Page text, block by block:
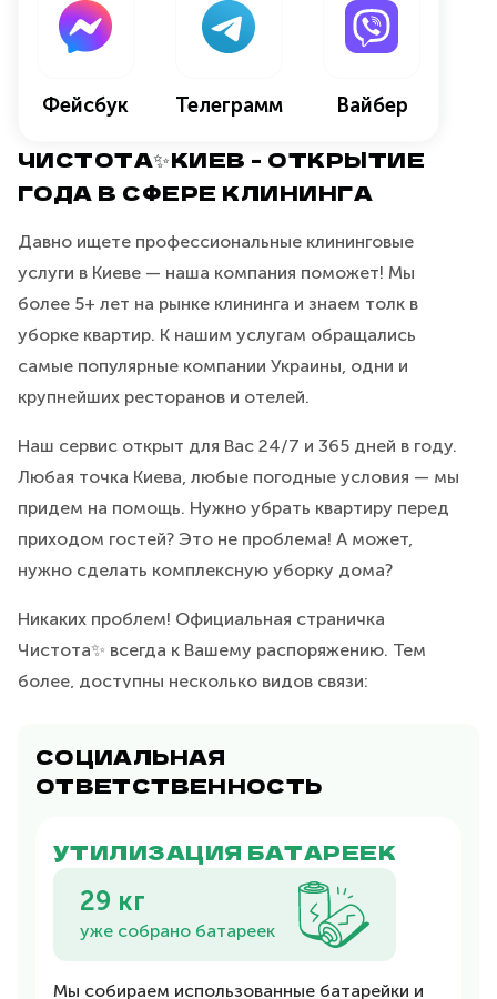
Фейсбук Телеграмм Вайбер
ЧИСТОТА✨КИЕВ - ОТКРЫТИЕ
ГОДА В СФЕРЕ КЛИНИНГА
Давно ищете профессиональные клининговые
услуги в Киеве — наша компания поможет! Мы
более 5+ лет на рынке клининга и знаем толк в
уборке квартир. К нашим услугам обращались
самые популярные компании Украины, одни и
крупнейших ресторанов и отелей.
Наш сервис открыт для Вас 24/7 и 365 дней в году.
Любая точка Киева, любые погодные условия — мы
придем на помощь. Нужно убрать квартиру перед
приходом гостей? Это не проблема! А может,
нужно сделать комплексную уборку дома?
Никаких проблем! Официальная страничка
Чистота✨ всегда к Вашему распоряжению. Тем
более, доступны несколько видов связи:
онлайн-чат, который доступен на странице;
почта.
Можно выбрать любой удобный для Вас способ
Мы делаем все для комфорта клиентов, ведь
СОЦИАЛЬНАЯ
ОТВЕТСТВЕННОСТЬ
УТИЛИЗАЦИЯ БАТАРЕЕК
29 кг
уже собрано батареек
Мы собираем использованные батарейки и